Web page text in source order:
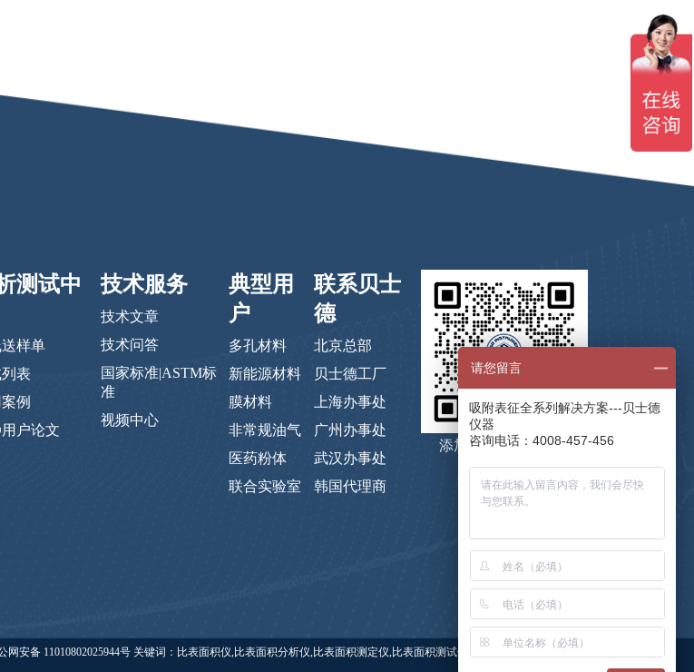
测试中
样单
表
例
户论文
技术服务
技术文章
技术问答
国家标准|ASTM标
准
视频中心
典型用
户
多孔材料
新能源材料
膜材料
非常规油气
医药粉体
联合实验室
联系贝士
德
北京总部
贝士德工厂
上海办事处
广州办事处
武汉办事处
韩国代理商
添加微信，码上咨询
网安备 11010802025944号 关键词：比表面积仪,比表面积分析仪,比表面积测定仪,比表面积测试仪,贝士德仪器,蒸气吸附仪,高压吸附
请您留言
吸附表征全系列解决方案---贝士德
仪器
咨询电话：4008-457-456